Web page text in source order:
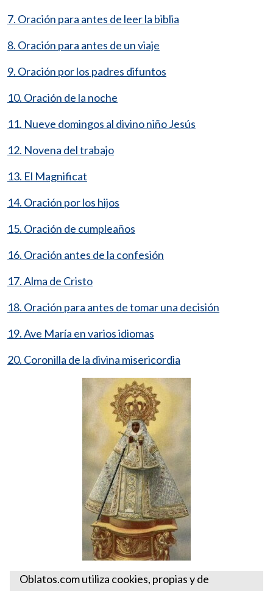
7. Oración para antes de leer la biblia
8. Oración para antes de un viaje
9. Oración por los padres difuntos
10. Oración de la noche
11. Nueve domingos al divino niño Jesús
12. Novena del trabajo
13. El Magnificat
14. Oración por los hijos
15. Oración de cumpleaños
16. Oración antes de la confesión
17. Alma de Cristo
18. Oración para antes de tomar una decisión
19. Ave María en varios idiomas
20. Coronilla de la divina misericordia
ADVOCACIONES MARIANAS
Oblatos.com utiliza cookies, propias y de